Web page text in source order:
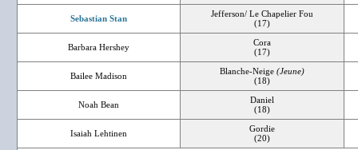
Sebastian Stan
Jefferson/ Le Chapelier Fou
(17)
Barbara Hershey
Cora
(17)
Bailee Madison Blanche-Neige (Jeune)
(18)
Noah Bean
Daniel
(18)
Isaiah Lehtinen
Gordie
(20)